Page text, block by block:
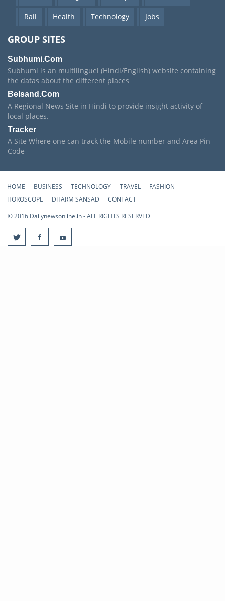
Rail Health Technology Jobs
GROUP SITES
Subhumi.Com
Subhumi is an multilinguel (Hindi/English) website containing
the datas about the different places
Belsand.Com
A Regional News Site in Hindi to provide insight activity of
local places.
Tracker
A Site Where one can track the Mobile number and Area Pin
Code
HOME BUSINESS TECHNOLOGY TRAVEL
FASHION
HOROSCOPE
DHARM SANSAD
CONTACT
© 2016 Dailynewsonline.in - ALL RIGHTS RESERVED